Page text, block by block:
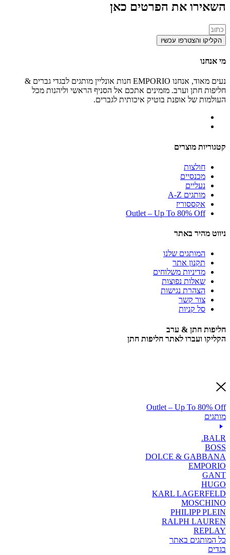
השאירו את הפרטים כאן
הקליקו והצטרפו עכשיו
מי אנחנו
נעים מאוד, אנחנו EMPORIO חנות אונליין מותגים לבגדי גברים &
חליפות חתן וערב. מזמינים אתכם אל הסניף הראשי וליהנות מכל
העולמות של אופנת בוטיק איכותית לגברים.
קטגוריות מוצרים
חולצות
מכנסיים
נעליים
מותגים A-Z
אקססוריז
Outlet – Up To 80% Off
ניווט מהיר באתר
המותגים שלנו
תקנון אתר
מדיניות משלוחים
שאלות נפוצות
הצהרת נגישות
צור קשר
סל קניות
חליפות חתן & ערב
הקליקו ועברו לאתר חליפות חתן
Outlet – Up To 80% Off
מותגים
BALR.
BOSS
DOLCE & GABBANA
EMPORIO
GANT
HUGO
KARL LAGERFELD
MOSCHINO
PHILIPP PLEIN
RALPH LAUREN
REPLAY
כל המותגים באתר
בגדים